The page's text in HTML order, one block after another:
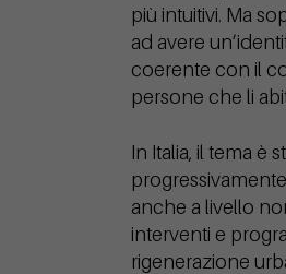
più intuitivi. Ma
ad avere
coerente con il
persone che li
In Italia, il tema è
anche a livello
interventi e
rigenerazione